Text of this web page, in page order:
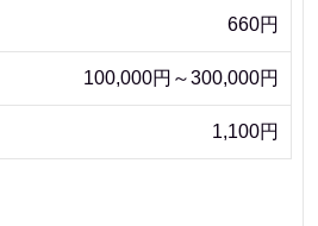
660円
100,000円～300,000円
1,100円